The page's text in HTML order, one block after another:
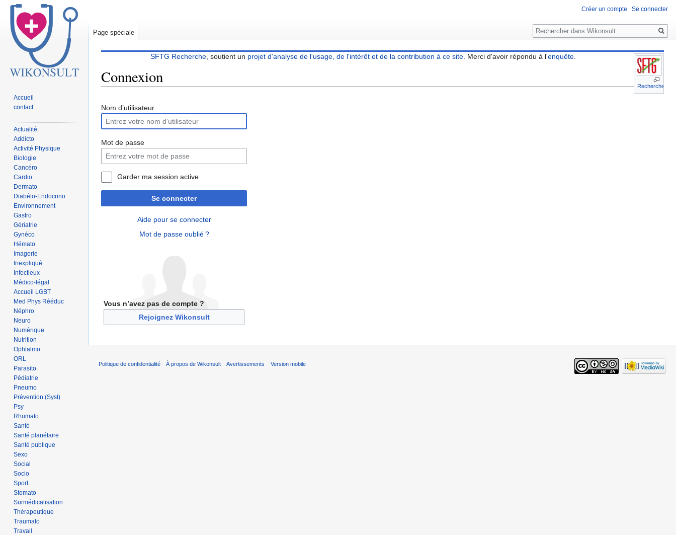
Recherche
SFTG Recherche, soutient un projet d'analyse de l'usage, de l'intérêt et de la contribution à ce site. Merci d'avoir répondu à l'enquête.
Connexion
à
à
Nom d’utilisateur
Mot de passe
Garder ma session active
Se connecter
Aide pour se connecter
Mot de passe oublié ?
Vous n’avez pas de compte ?
Rejoignez Wikonsult
Créer un compte Se connecter
Page spéciale
Rechercher
Accueil
contact
Actualité
Addicto
Activité Physique
Biologie
Cancéro
Cardio
Dermato
Diabéto-Endocrino
Environnement
Gastro
Gériatrie
Gynéco
Hémato
Imagerie
Inexpliqué
Infectieux
Médico-légal
Accueil LGBT
Med Phys Rééduc
Néphro
Neuro
Numérique
Nutrition
Ophtalmo
ORL
Parasito
Pédiatrie
Pneumo
Prévention (Syst)
Psy
Rhumato
Santé
Santé planétaire
Santé publique
Sexo
Social
Socio
Sport
Stomato
Surmédicalisation
Thérapeutique
Traumato
Travail
Politique de confidentialité À propos de Wikonsult Avertissements Version mobile